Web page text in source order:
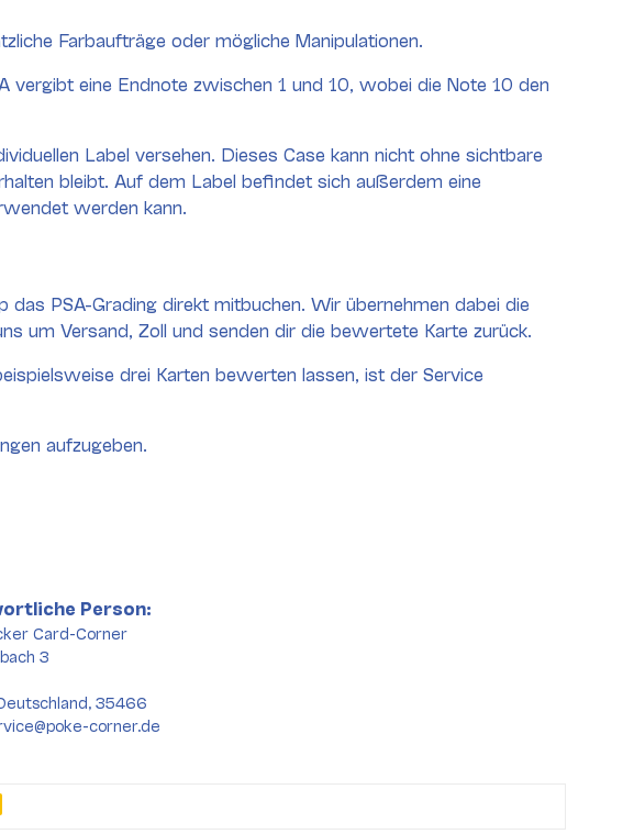
Farbaufträge oder mögliche Manipulationen.
eine Endnote zwischen 1 und 10, wobei die Note 10 den
Label versehen. Dieses Case kann nicht ohne sichtbare
bleibt. Auf dem Label befindet sich außerdem eine
werden kann.
PSA-Grading direkt mitbuchen. Wir übernehmen dabei die
um Versand, Zoll und senden dir die bewertete Karte zurück.
drei Karten bewerten lassen, ist der Service
aufzugeben.
Person:
Card-Corner
3
35466
corner.de